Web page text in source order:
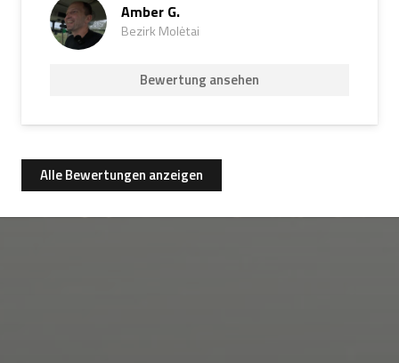
Amber G.
Bezirk Molėtai
Bewertung ansehen
Alle Bewertungen anzeigen